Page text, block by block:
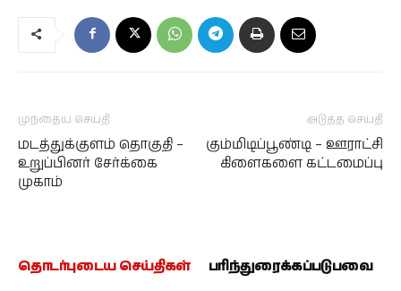
முந்தைய செய்தி
மடத்துக்குளம் தொகுதி –
உறுப்பினர் சேர்க்கை
முகாம்
அடுத்த செய்தி
கும்மிடிப்பூண்டி – ஊராட்சி
கிளைகளை கட்டமைப்பு
தொடர்புடைய செய்திகள் பரிந்துரைக்கப்படுபவை